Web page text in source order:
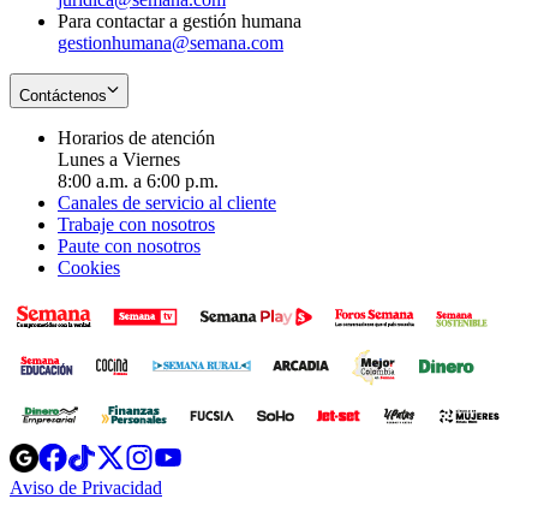
Para contactar a gestión humana
gestionhumana@semana.com
Contáctenos
Horarios de atención
Lunes a Viernes
8:00 a.m. a 6:00 p.m.
Canales de servicio al cliente
Trabaje con nosotros
Paute con nosotros
Cookies
Opens
in
new
Opens
in
new
Opens
in
new
Opens
new
Aviso de Privacidad